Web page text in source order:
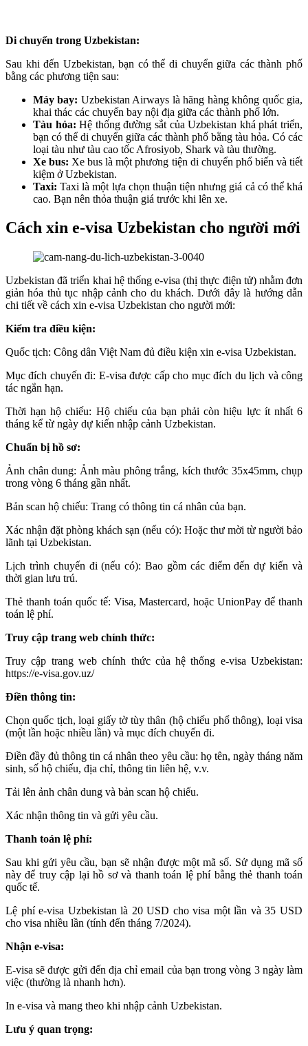
Di chuyển trong Uzbekistan:
Sau khi đến Uzbekistan, bạn có thể di chuyển giữa các thành phố
bằng các phương tiện sau:
Máy bay: Uzbekistan Airways là hãng hàng không quốc gia,
khai thác các chuyến bay nội địa giữa các thành phố lớn.
Tàu hỏa: Hệ thống đường sắt của Uzbekistan khá phát triển,
bạn có thể di chuyển giữa các thành phố bằng tàu hỏa. Có các
loại tàu như tàu cao tốc Afrosiyob, Shark và tàu thường.
Xe bus: Xe bus là một phương tiện di chuyển phổ biến và tiết
kiệm ở Uzbekistan.
Taxi: Taxi là một lựa chọn thuận tiện nhưng giá cả có thể khá
cao. Bạn nên thỏa thuận giá trước khi lên xe.
Cách xin e-visa Uzbekistan cho người mới
Uzbekistan đã triển khai hệ thống e-visa (thị thực điện tử) nhằm đơn
giản hóa thủ tục nhập cảnh cho du khách. Dưới đây là hướng dẫn
chi tiết về cách xin e-visa Uzbekistan cho người mới:
Kiểm tra điều kiện:
Quốc tịch: Công dân Việt Nam đủ điều kiện xin e-visa Uzbekistan.
Mục đích chuyến đi: E-visa được cấp cho mục đích du lịch và công
tác ngắn hạn.
Thời hạn hộ chiếu: Hộ chiếu của bạn phải còn hiệu lực ít nhất 6
tháng kể từ ngày dự kiến nhập cảnh Uzbekistan.
Chuẩn bị hồ sơ:
Ảnh chân dung: Ảnh màu phông trắng, kích thước 35x45mm, chụp
trong vòng 6 tháng gần nhất.
Bản scan hộ chiếu: Trang có thông tin cá nhân của bạn.
Xác nhận đặt phòng khách sạn (nếu có): Hoặc thư mời từ người bảo
lãnh tại Uzbekistan.
Lịch trình chuyến đi (nếu có): Bao gồm các điểm đến dự kiến và
thời gian lưu trú.
Thẻ thanh toán quốc tế: Visa, Mastercard, hoặc UnionPay để thanh
toán lệ phí.
Truy cập trang web chính thức:
Truy cập trang web chính thức của hệ thống e-visa Uzbekistan:
https://e-visa.gov.uz/
Điền thông tin:
Chọn quốc tịch, loại giấy tờ tùy thân (hộ chiếu phổ thông), loại visa
(một lần hoặc nhiều lần) và mục đích chuyến đi.
Điền đầy đủ thông tin cá nhân theo yêu cầu: họ tên, ngày tháng năm
sinh, số hộ chiếu, địa chỉ, thông tin liên hệ, v.v.
Tải lên ảnh chân dung và bản scan hộ chiếu.
Xác nhận thông tin và gửi yêu cầu.
Thanh toán lệ phí:
Sau khi gửi yêu cầu, bạn sẽ nhận được một mã số. Sử dụng mã số
này để truy cập lại hồ sơ và thanh toán lệ phí bằng thẻ thanh toán
quốc tế.
Lệ phí e-visa Uzbekistan là 20 USD cho visa một lần và 35 USD
cho visa nhiều lần (tính đến tháng 7/2024).
Nhận e-visa:
E-visa sẽ được gửi đến địa chỉ email của bạn trong vòng 3 ngày làm
việc (thường là nhanh hơn).
In e-visa và mang theo khi nhập cảnh Uzbekistan.
Lưu ý quan trọng: